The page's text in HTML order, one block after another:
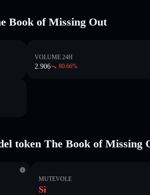
Book of Missing Out
VOLUME 24H
2.906 80.66%
token The Book of Missing
MUTEVOLE
Sì